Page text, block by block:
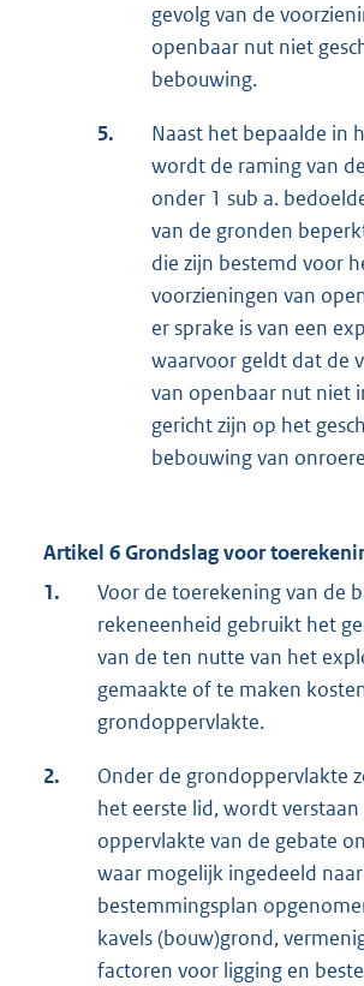
gevolg van de
openbaar nut niet
bebouwing.
5.
Naast het bepaalde in
wordt de raming van
onder 1 sub a.
van de gronden
die zijn bestemd voor
voorzieningen van
er sprake is van een
waarvoor geldt dat de
van openbaar nut niet
gericht zijn op het
bebouwing van
Artikel 6 Grondslag voor
1.
Voor de toerekening van de
rekeneenheid gebruikt het
van de ten nutte van het
gemaakte of te maken
grondoppervlakte.
2.
Onder de grondoppervlakte
het eerste lid, wordt
oppervlakte van de gebate
waar mogelijk ingedeeld
bestemmingsplan
kavels (bouw)grond,
factoren voor ligging en